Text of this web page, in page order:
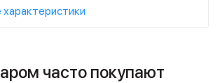
часто покупают